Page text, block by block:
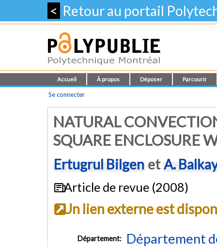
< Retour au portail
Accueil À propos Déposer Parcourir
Se connecter
NATURAL
SQUARE ENCLOSURE
Ertugrul Bilgen etA.
Article de revue (2008)
Un lien externe est
Département: Département